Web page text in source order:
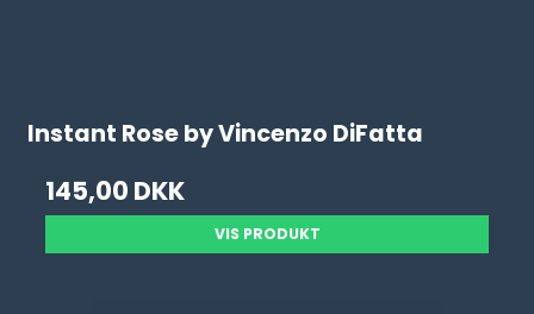
Instant Rose by Vincenzo DiFatta
145,00 DKK
VIS PRODUKT